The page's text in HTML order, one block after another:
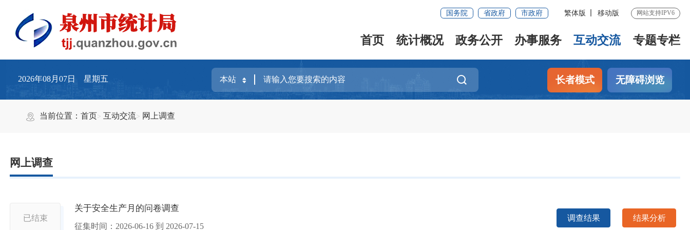
国务院 省政府 市政府 繁体版 移动版 网站支持IPV6
首页 统计概况 政务公开 办事服务 互动交流 专题专栏
2026年08月07日 星期五 长者模式 无障碍浏览
当前位置：首页 互动交流 网上调查
网上调查
已结束
关于安全生产月的问卷调查
征集时间： 2026-06-16 到 2026-07-15
调查结果 结果分析